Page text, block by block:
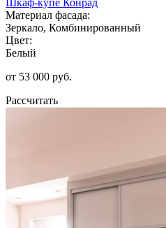
Материал фасада:
Зеркало, Комбинированный
Цвет:
Белый
от 53 000 руб.
Рассчитать